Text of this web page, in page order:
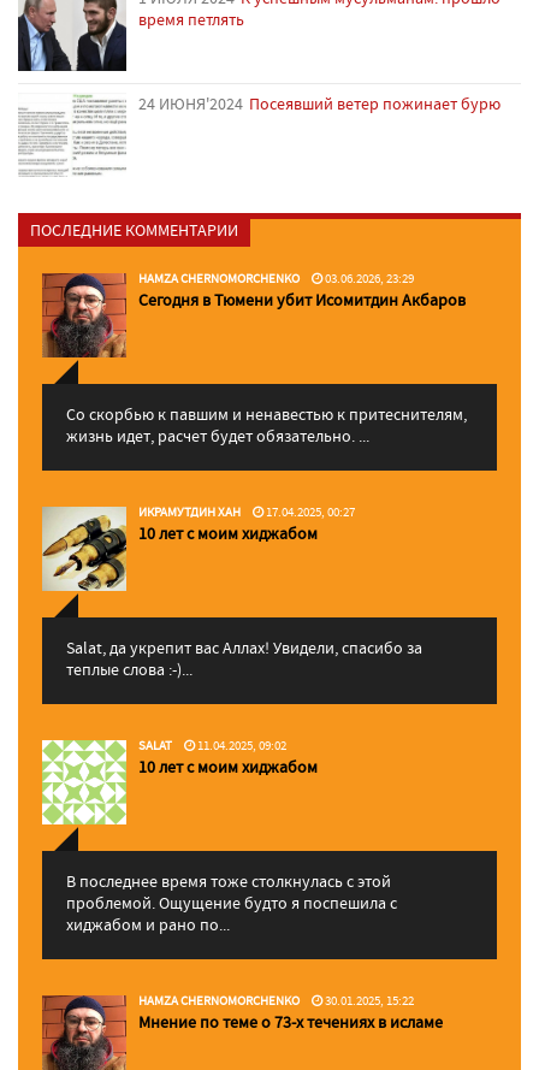
время петлять
24 ИЮНЯ'2024 Посеявший ветер пожинает бурю
ПОСЛЕДНИЕ КОММЕНТАРИИ
HAMZA CHERNOMORCHENKO 03.06.2026, 23:29
Сегодня в Тюмени убит Исомитдин Акбаров
Со скорбью к павшим и ненавестью к притеснителям,
жизнь идет, расчет будет обязательно. ...
ИКРАМУТДИН ХАН 17.04.2025, 00:27
10 лет с моим хиджабом
Salat, да укрепит вас Аллаx! Увидели, спасибо за
теплые слова :-)...
SALAT 11.04.2025, 09:02
10 лет с моим хиджабом
В последнее время тоже столкнулась с этой
проблемой. Ощущение будто я поспешила с
хиджабом и рано по...
HAMZA CHERNOMORCHENKO 30.01.2025, 15:22
Мнение по теме о 73-х течениях в исламе